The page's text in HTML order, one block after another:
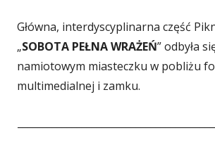
Główna, interdyscyplinarna część
„SOBOTA PEŁNA WRAŻEŃ” odbyła
namiotowym miasteczku w pobliżu
multimedialnej i zamku.